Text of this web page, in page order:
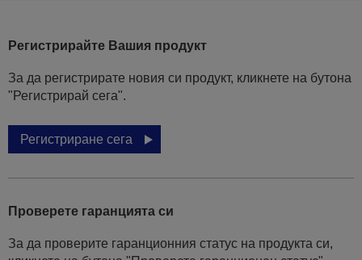
Регистрирайте Вашия продукт
За да регистрирате новия си продукт, кликнете на бутона
"Регистрирай сега".
Регистриране сега
Проверете гаранцията си
За да проверите гаранционния статус на продукта си,